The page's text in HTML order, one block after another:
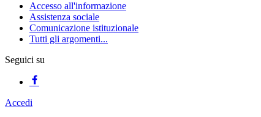
Accesso all'informazione
Assistenza sociale
Comunicazione istituzionale
Tutti gli argomenti...
Seguici su
Accedi